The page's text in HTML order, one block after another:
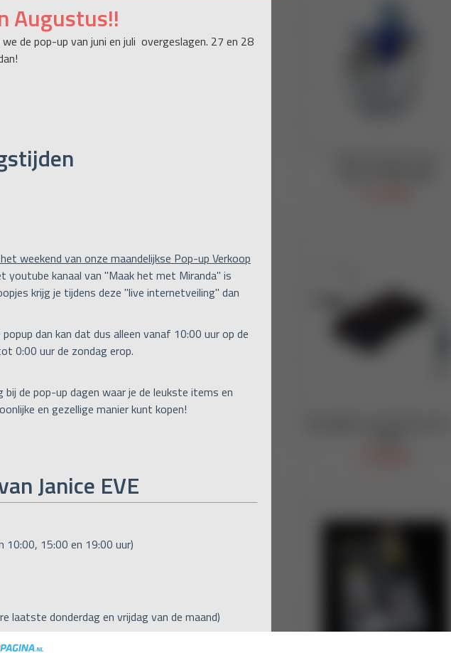
Augustus!!
de pop-up van juni en juli overgeslagen. 27 en 28
weekend van onze maandelijkse Pop-up Verkoop
youtube kanaal van "Maak het met Miranda" is
krijg je tijdens deze "live internetveiling" dan
dan kan dat dus alleen vanaf 10:00 uur op de
0:00 uur de zondag erop.
de pop-up dagen waar je de leukste items en
en gezellige manier kunt kopen!
Janice EVE
10:00, 15:00 en 19:00 uur)
laatste donderdag en vrijdag van de maand)